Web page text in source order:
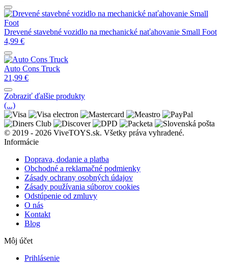
Drevené stavebné vozidlo na mechanické naťahovanie Small Foot
4,99 €
Auto Cons Truck
21,99 €
Zobraziť ďalšie produkty
(...)
© 2019 - 2026 ViveTOYS.sk. Všetky práva vyhradené.
Informácie
Doprava, dodanie a platba
Obchodné a reklamačné podmienky
Zásady ochrany osobných údajov
Zásady používania súborov cookies
Odstúpenie od zmluvy
O nás
Kontakt
Blog
Môj účet
Prihlásenie